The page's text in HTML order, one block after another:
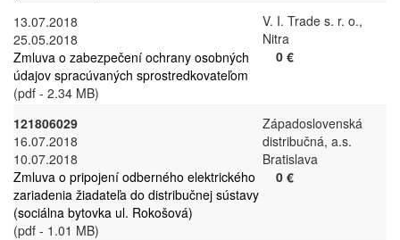
13.07.2018
25.05.2018
Zmluva o zabezpečení ochrany osobných
údajov spracúvaných sprostredkovateľom
(pdf - 2.34 MB)
V. I. Trade s. r. o.,
Nitra
0 €
121806029
16.07.2018
10.07.2018
Zmluva o pripojení odberného elektrického
zariadenia žiadateľa do distribučnej sústavy
(sociálna bytovka ul. Rokošová)
(pdf - 1.01 MB)
Západoslovenská
distribučná, a.s.
Bratislava
0 €